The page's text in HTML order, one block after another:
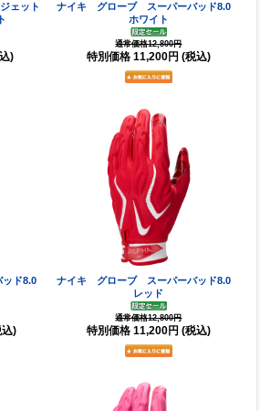
ェット
)
ナイキ グローブ スーパーバッド8.0
ホワイト
通常価格12,800円
特別価格 11,200円 (税込)
ッド8.0
込)
ナイキ グローブ スーパーバッド8.0
レッド
通常価格12,800円
特別価格 11,200円 (税込)